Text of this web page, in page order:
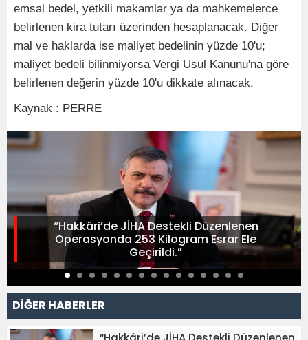
emsal bedel, yetkili makamlar ya da mahkemelerce
belirlenen kira tutarı üzerinden hesaplanacak. Diğer
mal ve haklarda ise maliyet bedelinin yüzde 10'u;
maliyet bedeli bilinmiyorsa Vergi Usul Kanunu'na göre
belirlenen değerin yüzde 10'u dikkate alınacak.
Kaynak : PERRE
“Hakkâri’de JİHA Destekli Düzenlenen
Operasyonda 253 Kilogram Esrar Ele
Geçirildi.”
DİĞER HABERLER